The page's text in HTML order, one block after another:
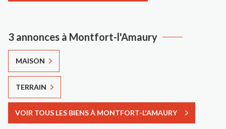
3 annonces à Montfort-l'Amaury
MAISON
TERRAIN
VOIR TOUS LES BIENS À MONTFORT-L'AMAURY